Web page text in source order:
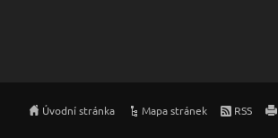
Úvodní stránka Mapa stránek RSS